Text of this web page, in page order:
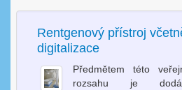
Rentgenový přístroj
digitalizace
Předmětem této
rozsahu je